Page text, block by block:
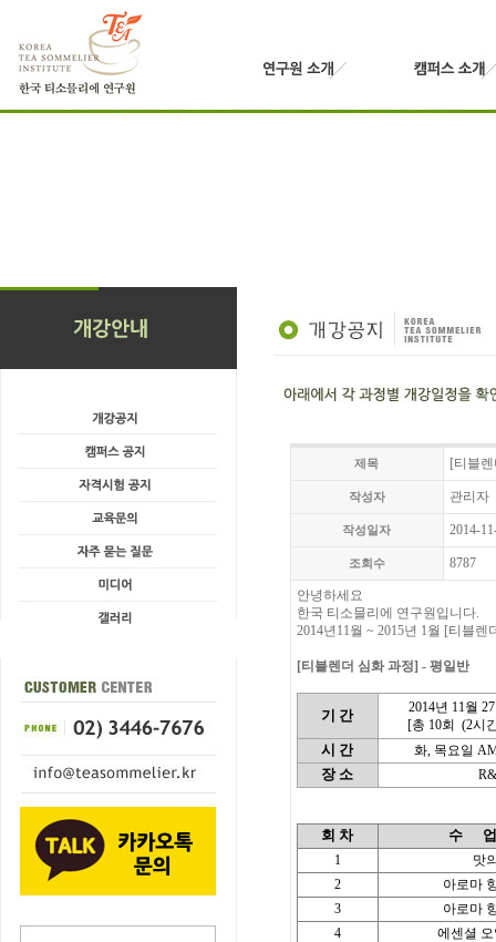
제목 [티블
작성자 관리자
작성일자 2014-
조회수 8787
안녕하세요
한국 티소믈리에 연구원입니다.
2014년11월 ~ 2015년 1월 [티블
[티블렌더 심화 과정] - 평일반
기 간
2014년 11월
[총 10회
(2시
시 간 화, 목요일
장 소
회 차 수
1
맛
2
아로마
3
아로마
4
에센셜